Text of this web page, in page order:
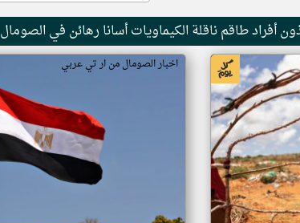
أفراد طاقم ناقلة الكيماويات أسانا رهائن في الصومال
اخبار الصومال من ار تي عربي